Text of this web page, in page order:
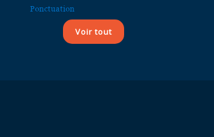
Ponctuation
Voir tout